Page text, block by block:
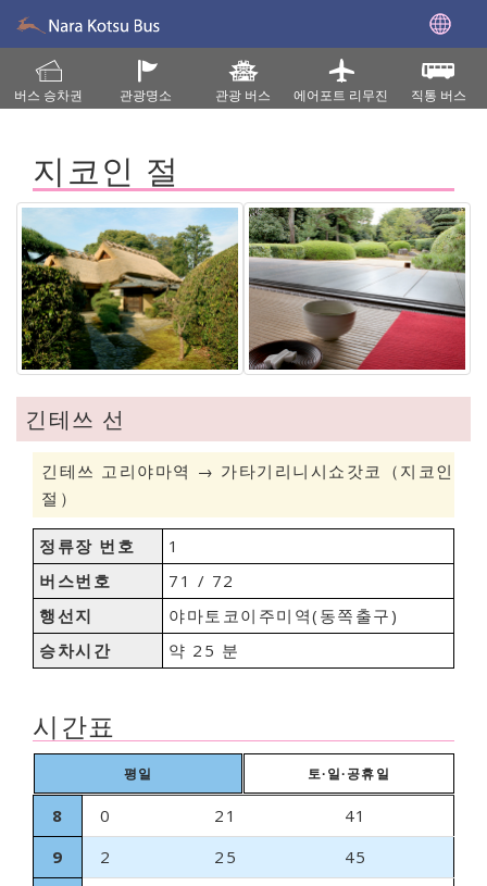
버스 승차권 관광명소 관광 버스 에어포트 리무진 직통 버스
지코인 절
긴테쓰 선
긴테쓰 고리야마역 → 가타기리니시쇼갓코（지코인
절）
정류장 번호
1
버스번호
71 / 72
행선지
야마토코이주미역(동쪽출구)
승차시간
약 25 분
시간표
평일 토∙일∙공휴일
8 0 21
41
9
2 25
45